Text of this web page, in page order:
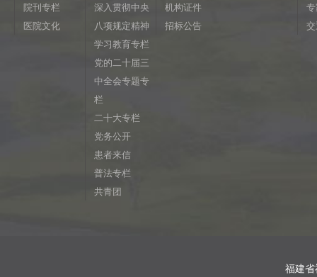
院刊专栏
医院文化
深入贯彻中央
八项规定精神
学习教育专栏
党的二十届三
中全会专题专
栏
二十大专栏
党务公开
患者来信
普法专栏
共青团
机构证件
招标公告
福建